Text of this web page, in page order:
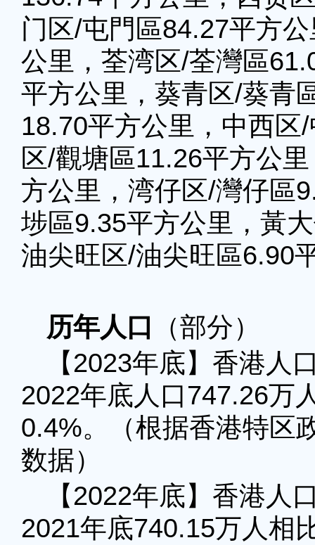
门区/屯門區84.27平方
公里，荃湾区/荃灣區
平方公里，葵青区/葵青
18.70平方公里，中西区
区/觀塘區11.26平方公
方公里，湾仔区/灣仔區
埗區9.35平方公里，黃
油尖旺区/油尖旺區6.90
历年人口
（部分）
【2023年底】香港人
2022年底人口747.26万
0.4%。（根据香港特区
数据）
【2022年底】香港人
2021年底740.15万人相